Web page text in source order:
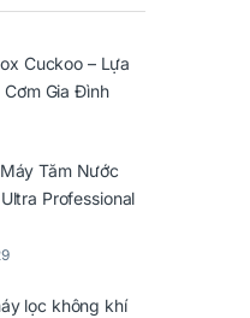
Cuckoo – Lựa
Gia Đình
Tăm Nước
Professional
lọc không khí